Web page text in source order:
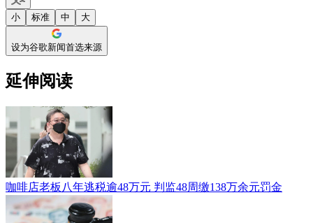
小 标准 中 大
设为谷歌新闻首选来源
延伸阅读
咖啡店老板八年逃税逾48万元 判监48周缴138万余元罚金